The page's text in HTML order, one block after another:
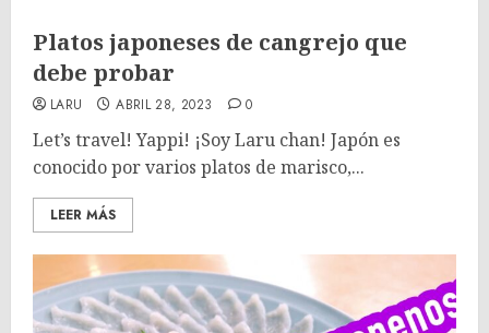
Platos japoneses de cangrejo que
debe probar
LARU ABRIL 28, 2023 0
Let’s travel! Yappi! ¡Soy Laru chan! Japón es
conocido por varios platos de marisco,...
LEER MÁS